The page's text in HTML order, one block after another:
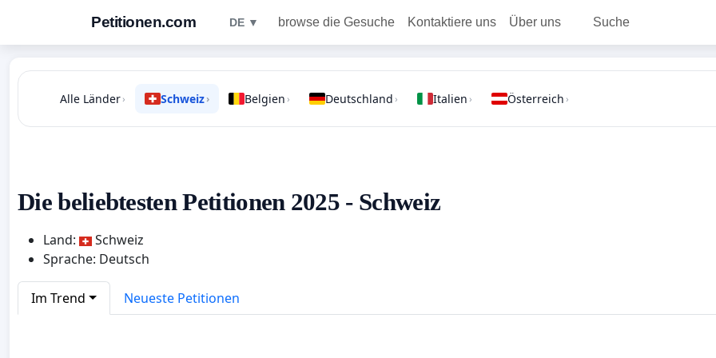
Petitionen.com DE ▼ browse die Gesuche Kontaktiere uns Über uns Suche
Alle Länder› Schweiz› Belgien › Deutschland › Italien › Österreich ›
Die beliebtesten Petitionen 2025 - Schweiz
Land:
Schweiz
Sprache: Deutsch
Im Trend Neueste Petitionen